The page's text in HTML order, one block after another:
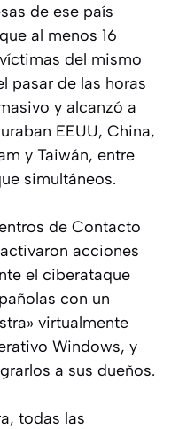
de ese país
al menos 16
del mismo
pasar de las horas
y alcanzó a
EEUU, China,
y Taiwán, entre
simultáneos.
de Contacto
acciones
el ciberataque
con un
virtualmente
Windows, y
a sus dueños.
todas las